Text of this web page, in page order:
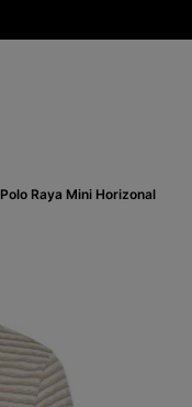
Polo Raya Mini Horizonal